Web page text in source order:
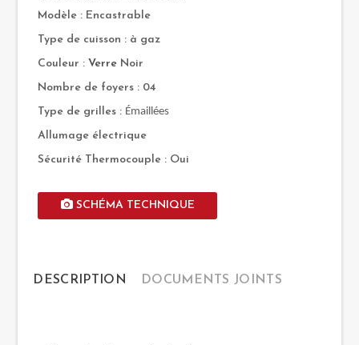
Modèle : Encastrable
Type de cuisson : à gaz
Couleur : Verre Noir
Nombre de foyers : 04
Type de grilles : Émaillées
Allumage électrique
Sécurité Thermocouple : Oui
SCHÉMA TECHNIQUE
DESCRIPTION DOCUMENTS JOINTS